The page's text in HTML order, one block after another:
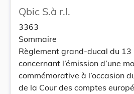
Qbic S.à r.l.
3363
Sommaire
Règlement grand-ducal du
concernant l’émission d’une
commémorative à l’occasion
de la Cour des comptes